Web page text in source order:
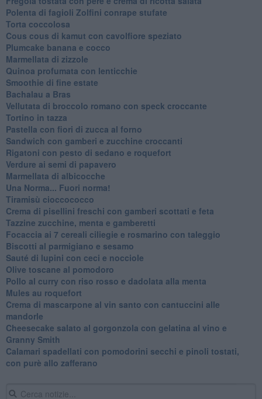
Polenta di fagioli Zolfini conrape stufate
Torta coccolosa
Cous cous di kamut con cavolfiore speziato
Plumcake banana e cocco
Marmellata di zizzole
Quinoa profumata con lenticchie
Smoothie di fine estate
Bachalau a Bras
Vellutata di broccolo romano con speck croccante
Tortino in tazza
Pastella con fiori di zucca al forno
Sandwich con gamberi e zucchine croccanti
Rigatoni con pesto di sedano e roquefort
Verdure ai semi di papavero
Marmellata di albicocche
Una Norma... Fuori norma!
Tiramisù cioccococco
Crema di pisellini freschi con gamberi scottati e feta
Tazzine zucchine, menta e gamberetti
Focaccia ai 7 cereali ciliegie e rosmarino con taleggio
Biscotti al parmigiano e sesamo
Sauté di lupini con ceci e nocciole
Olive toscane al pomodoro
Pollo al curry con riso rosso e dadolata alla menta
Mules au roquefort
Crema di mascarpone al vin santo con cantuccini alle
mandorle
Cheesecake salato al gorgonzola con gelatina al vino e
Granny Smith
Calamari spadellati con pomodorini secchi e pinoli tostati,
con purè allo zafferano